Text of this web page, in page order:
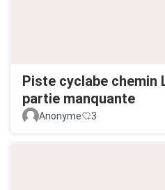
Piste cyclabe chemin
partie manquante
Anonyme 3